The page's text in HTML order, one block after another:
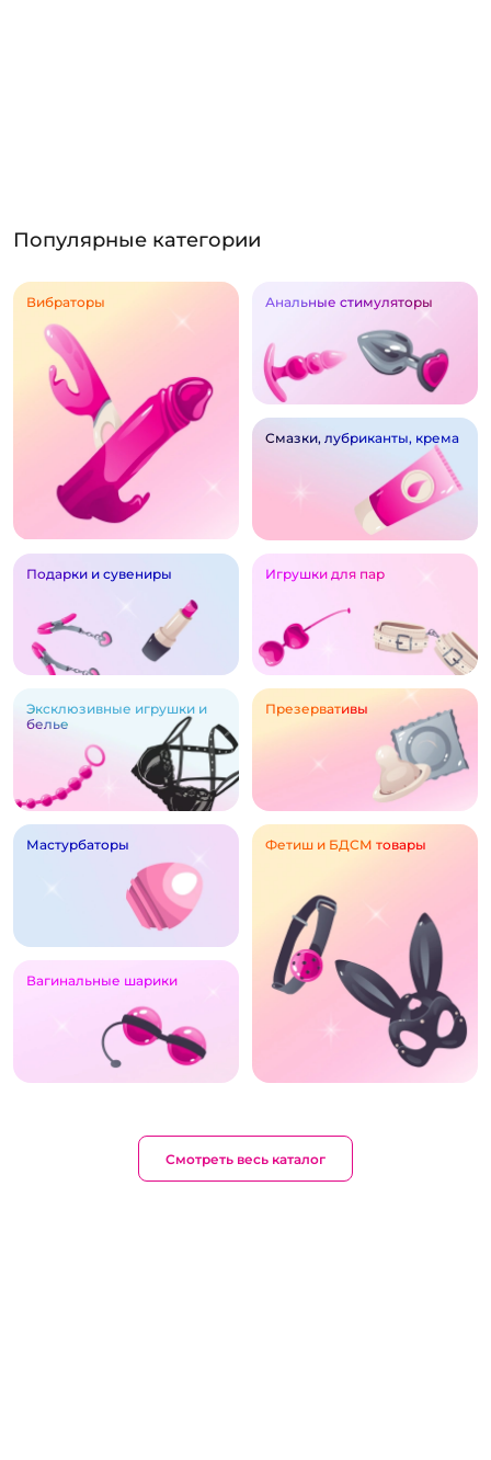
Популярные категории
Вибраторы Анальные стимуляторы
Смазки, лубриканты, крема
Подарки и сувениры Игрушки для пар
Эксклюзивные игрушки и
белье
Презервативы
Мастурбаторы
Вагинальные шарики
Фетиш и БДСМ товары
Смотреть весь каталог